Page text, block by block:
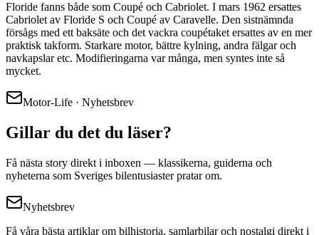
Floride fanns både som Coupé och Cabriolet. I mars 1962 ersattes
Cabriolet av Floride S och Coupé av Caravelle. Den sistnämnda
försågs med ett baksäte och det vackra coupétaket ersattes av en mer
praktisk takform. Starkare motor, bättre kylning, andra fälgar och
navkapslar etc. Modifieringarna var många, men syntes inte så
mycket.
Motor-Life · Nyhetsbrev
Gillar du det du läser?
Få nästa story direkt i inboxen — klassikerna, guiderna och
nyheterna som Sveriges bilentusiaster pratar om.
Nyhetsbrev
Få våra bästa artiklar om bilhistoria, samlarbilar och nostalgi direkt i